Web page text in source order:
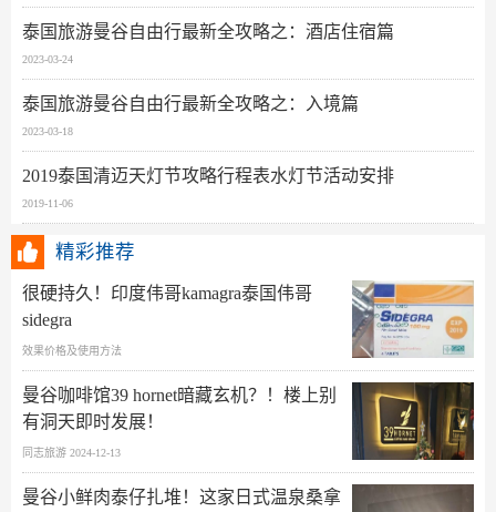
泰国旅游曼谷自由行最新全攻略之：酒店住宿篇
2023-03-24
泰国旅游曼谷自由行最新全攻略之：入境篇
2023-03-18
2019泰国清迈天灯节攻略行程表水灯节活动安排
2019-11-06
精彩推荐
很硬持久！印度伟哥kamagra泰国伟哥
sidegra
效果价格及使用方法
曼谷咖啡馆39 hornet暗藏玄机？！楼上别
有洞天即时发展！
同志旅游 2024-12-13
曼谷小鲜肉泰仔扎堆！这家日式温泉桑拿